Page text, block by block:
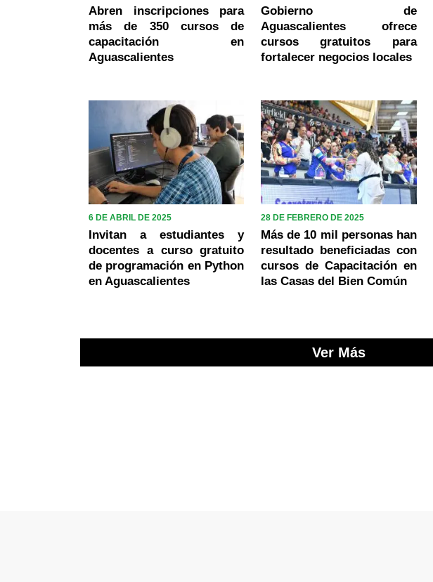
Abren inscripciones para
más de 350 cursos de
capacitación en
Aguascalientes
Gobierno de
Aguascalientes ofrece
cursos gratuitos para
fortalecer negocios locales
6 DE ABRIL DE 2025
Invitan a estudiantes y
docentes a curso gratuito
de programación en Python
en Aguascalientes
28 DE FEBRERO DE 2025
Más de 10 mil personas han
resultado beneficiadas con
cursos de Capacitación en
las Casas del Bien Común
Ver Más